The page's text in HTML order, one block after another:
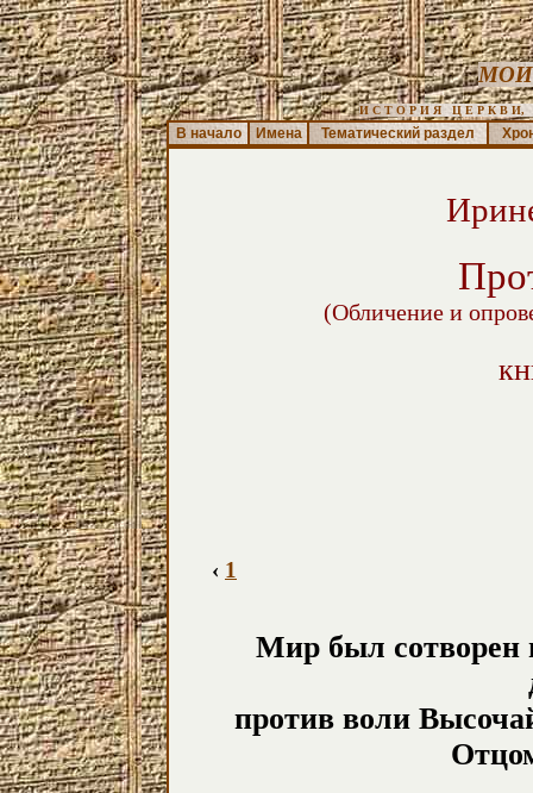
И С Т О Р И Я   Ц Е Р К В И,
В начало Имена Тематический раздел
(Обличение и
‹ 1
Мир был сотворен
против воли